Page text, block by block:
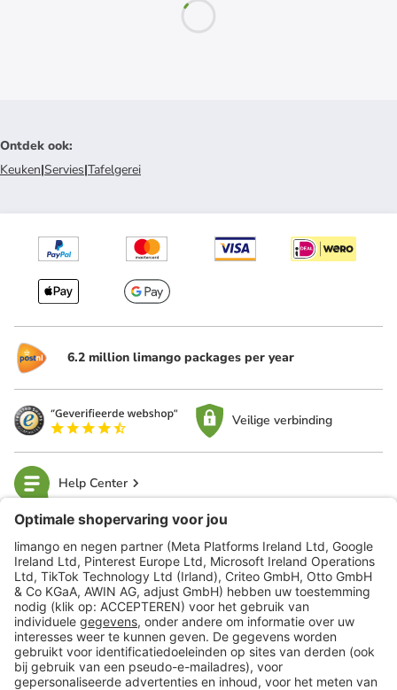
Ontdek ook:
Keuken|Servies|Tafelgerei
6.2 million limango packages per year
Veilige verbinding
Help Center
limango
Veilig winkelen
Klantenservice
Shop